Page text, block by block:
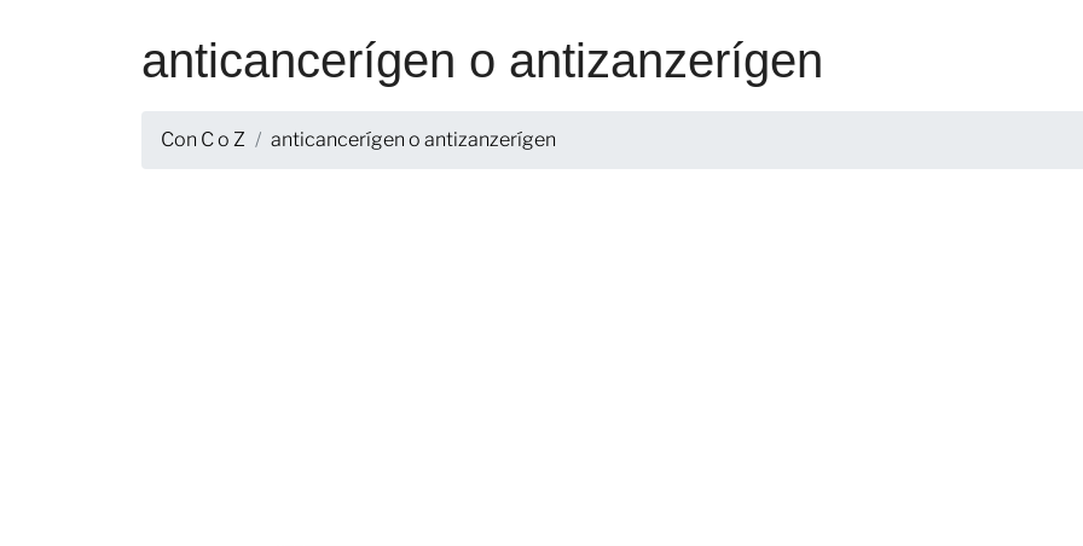
anticancerígen o antizanzerígen
Con C o Z anticancerígen o antizanzerígen